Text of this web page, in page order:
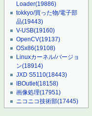
Loader(19886)
tokkyo/買った物/電子部
品(19443)
V-USB(19160)
OpenCV(19137)
OSx86(19108)
Linuxカーネル/バージョ
ン(18914)
JXD S5110(18443)
IBOutlet(18158)
画像処理(17951)
ニコニコ技術部(17445)